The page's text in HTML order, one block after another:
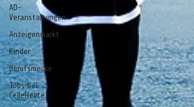
AD-
Veranstaltungen
Anzeigenmarkt
Kinder
Berufsmesse
Jobs bei
CelleHeute